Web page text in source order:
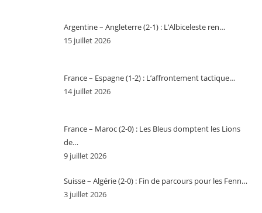
Argentine – Angleterre (2-1) : L’Albiceleste ren…
15 juillet 2026
France – Espagne (1-2) : L’affrontement tactique…
14 juillet 2026
France – Maroc (2-0) : Les Bleus domptent les Lions
de…
9 juillet 2026
Suisse – Algérie (2-0) : Fin de parcours pour les Fenn…
3 juillet 2026